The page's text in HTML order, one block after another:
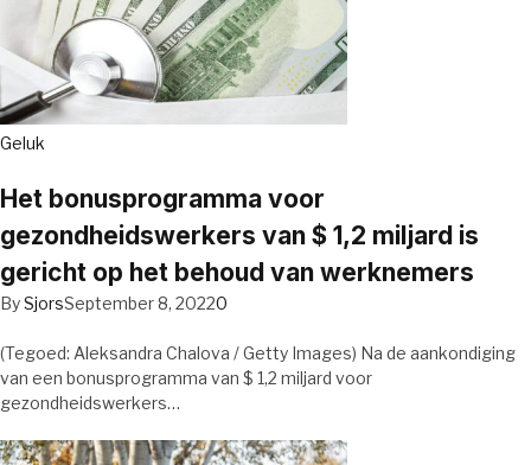
Geluk
Het bonusprogramma voor
gezondheidswerkers van $ 1,2 miljard is
gericht op het behoud van werknemers
BySjorsSeptember 8, 20220
(Tegoed: Aleksandra Chalova / Getty Images) Na de aankondiging
van een bonusprogramma van $ 1,2 miljard voor
gezondheidswerkers…